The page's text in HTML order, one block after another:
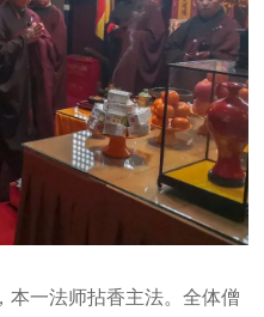
本一法师拈香主法。全体僧